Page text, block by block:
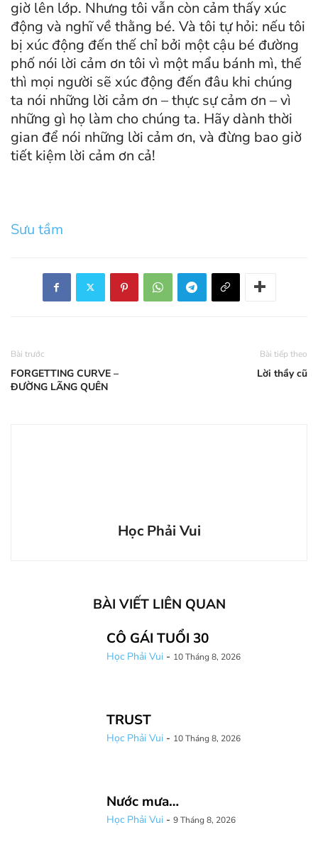
giờ lên lớp. Nhưng tôi vẫn còn cảm thấy xúc
động và nghĩ về thằng bé. Và tôi tự hỏi: nếu tôi
bị xúc động đến thế chỉ bởi một cậu bé đường
phố nói lời cảm ơn tôi vì một mẩu bánh mì, thế
thì mọi người sẽ xúc động đến đâu khi chúng
ta nói những lời cảm ơn – thực sự cảm ơn – vì
những gì họ làm cho chúng ta. Hãy dành thời
gian để nói những lời cảm ơn, và đừng bao giờ
tiết kiệm lời cảm ơn cả!
Sưu tầm
Bài trước
FORGETTING CURVE –
ĐƯỜNG LÃNG QUÊN
Bài tiếp theo
Lời thầy cũ
Học Phải Vui
BÀI VIẾT LIÊN QUAN
CÔ GÁI TUỔI 30
Học Phải Vui - 10 Tháng 8, 2026
TRUST
Học Phải Vui - 10 Tháng 8, 2026
Nước mưa…
Học Phải Vui - 9 Tháng 8, 2026